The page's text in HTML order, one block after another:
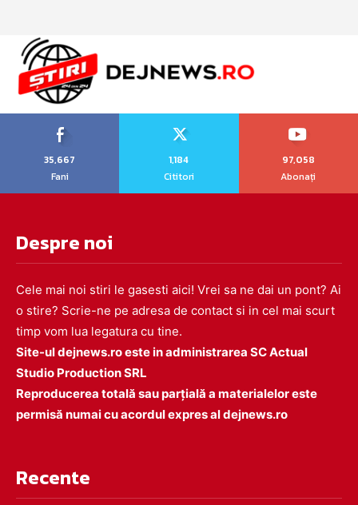
35,667
Fani
1,184
Cititori
97,058
Abonați
Despre noi
Cele mai noi stiri le gasesti aici! Vrei sa ne dai un pont? Ai
o stire? Scrie-ne pe adresa de contact si in cel mai scurt
timp vom lua legatura cu tine.
Site-ul dejnews.ro este in administrarea SC Actual
Studio Production SRL
Reproducerea totală sau parțială a materialelor este
permisă numai cu acordul expres al dejnews.ro
Recente